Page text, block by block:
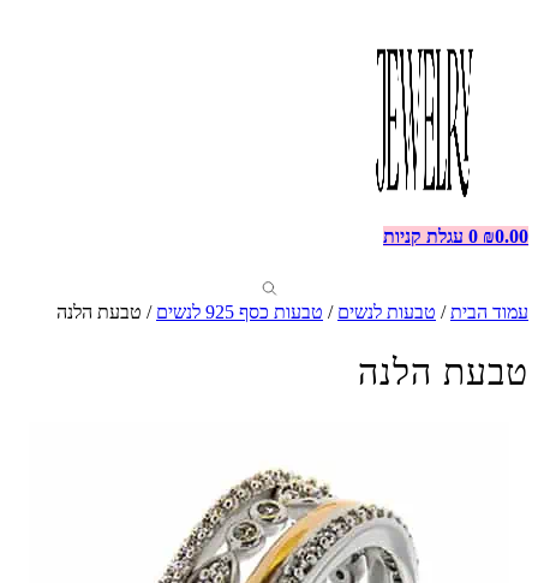
₪0.00
0 עגלת קניות
עמוד הבית/ טבעות לנשים / טבעות כסף 925 לנשים / טבעת הלנה
טבעת הלנה